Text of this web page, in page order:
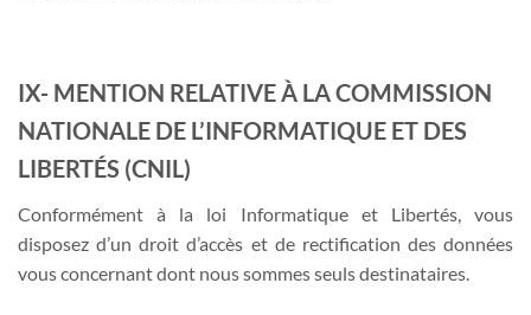
IX- MENTION RELATIVE À LA COMMISSION
NATIONALE DE L’INFORMATIQUE ET DES
LIBERTÉS (CNIL)
Conformément à la loi Informatique et Libertés, vous
disposez d’un droit d’accès et de rectification des données
vous concernant dont nous sommes seuls destinataires.